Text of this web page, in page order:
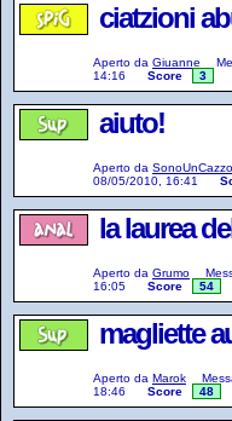
ciatzioni
Aperto da Giuanne
14:16
Score 3
aiuto!
Aperto da SonoUnCazzo
08/05/2010, 16:41
la laurea
Aperto da Grumo
16:05
Score 54
magliette
Aperto da Marok
18:46
Score 48